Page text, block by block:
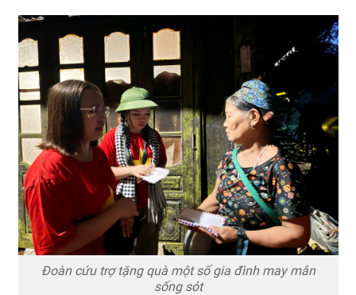
Đoàn cứu trợ tặng quà một số gia đình may mắn
sống sót